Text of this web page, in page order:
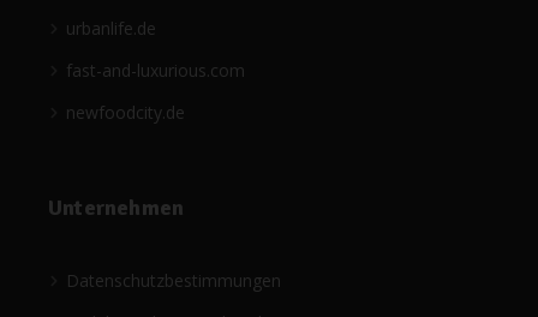
urbanlife.de
fast-and-luxurious.com
newfoodcity.de
Unternehmen
Datenschutzbestimmungen